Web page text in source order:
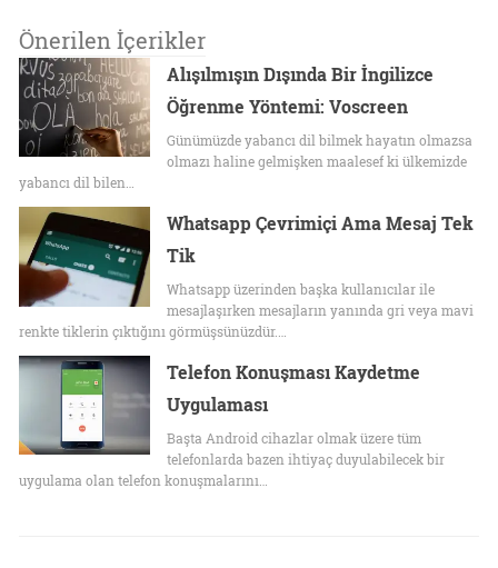
Önerilen İçerikler
Alışılmışın Dışında Bir İngilizce
Öğrenme Yöntemi: Voscreen
Günümüzde yabancı dil bilmek hayatın olmazsa
olmazı haline gelmişken maalesef ki ülkemizde
yabancı dil bilen…
Whatsapp Çevrimiçi Ama Mesaj Tek
Tik
Whatsapp üzerinden başka kullanıcılar ile
mesajlaşırken mesajların yanında gri veya mavi
renkte tiklerin çıktığını görmüşsünüzdür.…
Telefon Konuşması Kaydetme
Uygulaması
Başta Android cihazlar olmak üzere tüm
telefonlarda bazen ihtiyaç duyulabilecek bir
uygulama olan telefon konuşmalarını…